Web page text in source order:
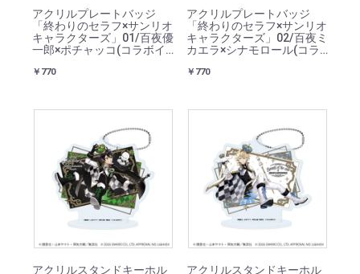
アクリルプレートバッジ
「終わりのセラフ×サンリオ
キャラクターズ」01/百夜優
一郎×ポチャッコ(コラボイ
￥770
アクリルプレートバッジ
「終わりのセラフ×サンリオ
キャラクターズ」02/百夜ミ
カエラ×シナモロール(コラ
￥770
アクリルスタンドキーホル
アクリルスタンドキーホル